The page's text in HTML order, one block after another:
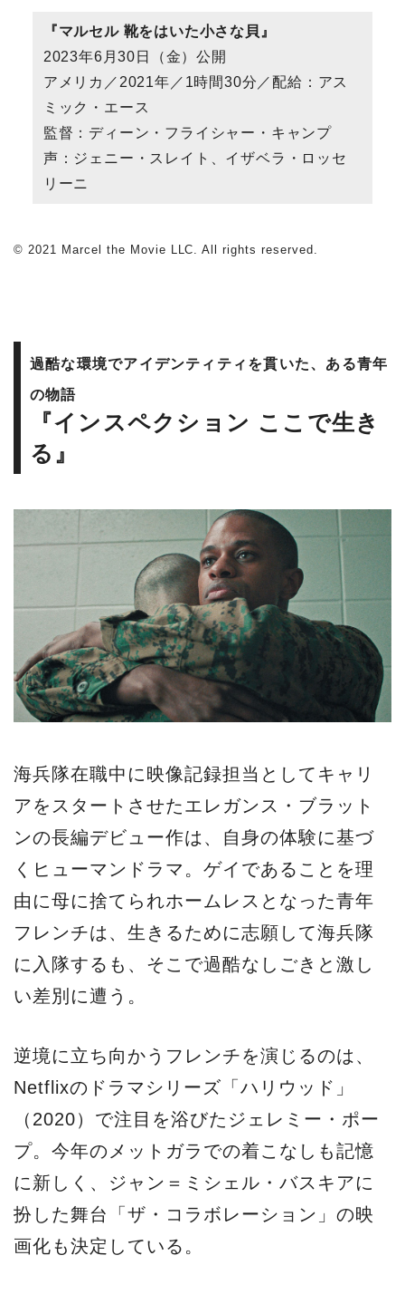
『マルセル 靴をはいた小さな貝』
2023年6月30日（金）公開
アメリカ／2021年／1時間30分／配給：アス
ミック・エース
監督：ディーン・フライシャー・キャンプ
声：ジェニー・スレイト、イザベラ・ロッセ
リーニ
© 2021 Marcel the Movie LLC. All rights reserved.
過酷な環境でアイデンティティを貫いた、ある青年
の物語
『インスペクション ここで生き
る』
海兵隊在職中に映像記録担当としてキャリ
アをスタートさせたエレガンス・ブラット
ンの長編デビュー作は、自身の体験に基づ
くヒューマンドラマ。ゲイであることを理
由に母に捨てられホームレスとなった青年
フレンチは、生きるために志願して海兵隊
に入隊するも、そこで過酷なしごきと激し
い差別に遭う。
逆境に立ち向かうフレンチを演じるのは、
Netflixのドラマシリーズ「ハリウッド」
（2020）で注目を浴びたジェレミー・ポー
プ。今年のメットガラでの着こなしも記憶
に新しく、ジャン＝ミシェル・バスキアに
扮した舞台「ザ・コラボレーション」の映
画化も決定している。